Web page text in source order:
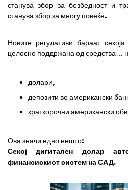
станува збор за безбедност и
станува збор за многу повеќе.
Новите регулативи бараат
целосно поддржана од средства…
долари,
депозити во американски
краткорочни американски
Ова значи едно нешто:
Секој дигитален долар
финансискиот систем на САД.